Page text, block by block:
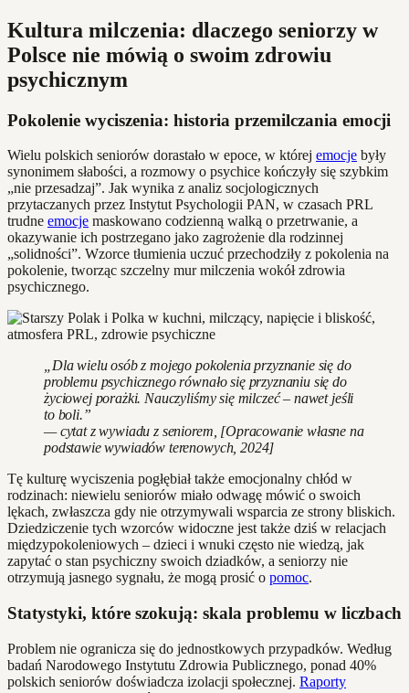
Kultura milczenia: dlaczego seniorzy w
Polsce nie mówią o swoim zdrowiu
psychicznym
Pokolenie wyciszenia: historia przemilczania emocji
Wielu polskich seniorów dorastało w epoce, w której emocje były
synonimem słabości, a rozmowy o psychice kończyły się szybkim
„nie przesadzaj”. Jak wynika z analiz socjologicznych
przytaczanych przez Instytut Psychologii PAN, w czasach PRL
trudne emocje maskowano codzienną walką o przetrwanie, a
okazywanie ich postrzegano jako zagrożenie dla rodzinnej
„solidności”. Wzorce tłumienia uczuć przechodziły z pokolenia na
pokolenie, tworząc szczelny mur milczenia wokół zdrowia
psychicznego.
„Dla wielu osób z mojego pokolenia przyznanie się do
problemu psychicznego równało się przyznaniu się do
życiowej porażki. Nauczyliśmy się milczeć – nawet jeśli
to boli.”
— cytat z wywiadu z seniorem, [Opracowanie własne na
podstawie wywiadów terenowych, 2024]
Tę kulturę wyciszenia pogłębiał także emocjonalny chłód w
rodzinach: niewielu seniorów miało odwagę mówić o swoich
lękach, zwłaszcza gdy nie otrzymywali wsparcia ze strony bliskich.
Dziedziczenie tych wzorców widoczne jest także dziś w relacjach
międzypokoleniowych – dzieci i wnuki często nie wiedzą, jak
zapytać o stan psychiczny swoich dziadków, a seniorzy nie
otrzymują jasnego sygnału, że mogą prosić o pomoc.
Statystyki, które szokują: skala problemu w liczbach
Problem nie ogranicza się do jednostkowych przypadków. Według
badań Narodowego Instytutu Zdrowia Publicznego, ponad 40%
polskich seniorów doświadcza izolacji społecznej. Raporty